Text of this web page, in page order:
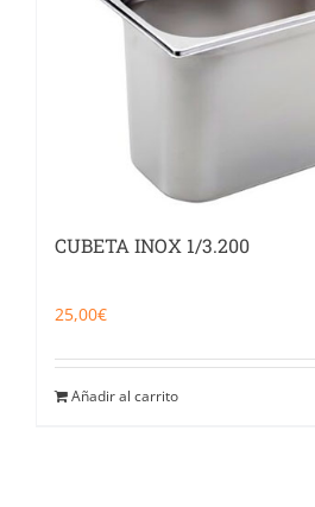
CUBETA INOX 1/3.200
25,00€
Añadir al carrito